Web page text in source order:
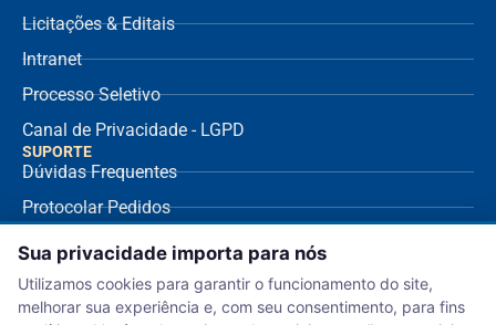
Licitações & Editais
Intranet
Processo Seletivo
Canal de Privacidade - LGPD
SUPORTE
Dúvidas Frequentes
Protocolar Pedidos
Envio de NF Fornecedor
Ouvidoria
Aviso de Privacidade
Sua privacidade importa para nós
Utilizamos cookies para garantir o funcionamento do site,
melhorar sua experiência e, com seu consentimento, para fins